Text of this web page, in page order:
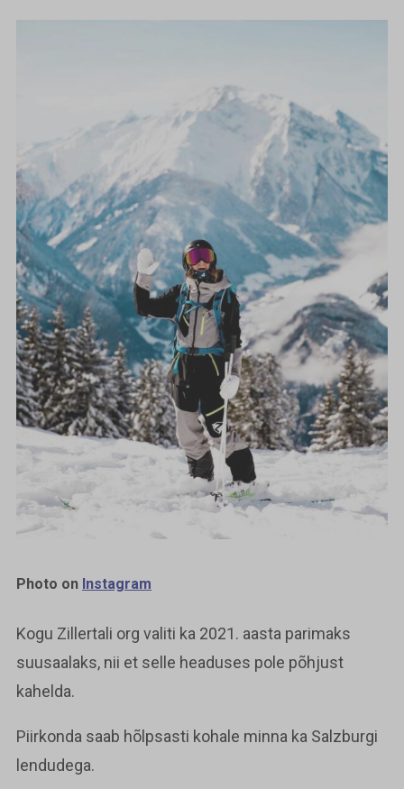
Photo on Instagram
Kogu Zillertali org valiti ka 2021. aasta parimaks
suusaalaks, nii et selle headuses pole põhjust
kahelda.
Piirkonda saab hõlpsasti kohale minna ka Salzburgi
lendudega.